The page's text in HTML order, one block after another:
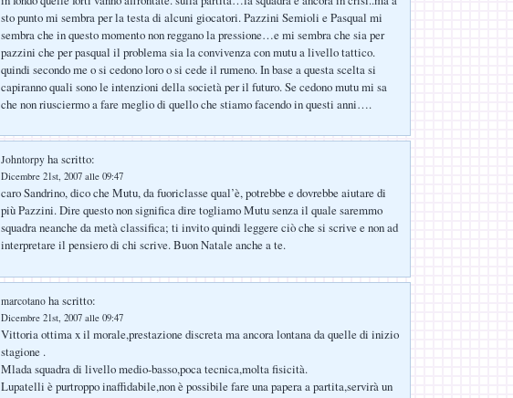
sto punto mi sembra per la testa di alcuni giocatori. Pazzini Semioli e Pasqual mi
sembra che in questo momento non reggano la pressione…e mi sembra che sia per
pazzini che per pasqual il problema sia la convivenza con mutu a livello tattico.
quindi secondo me o si cedono loro o si cede il rumeno. In base a questa scelta si
capiranno quali sono le intenzioni della società per il futuro. Se cedono mutu mi sa
che non riusciermo a fare meglio di quello che stiamo facendo in questi anni….
Johntorpy ha scritto:
Dicembre 21st, 2007 alle 09:47
caro Sandrino, dico che Mutu, da fuoriclasse qual’è, potrebbe e dovrebbe aiutare di
più Pazzini. Dire questo non significa dire togliamo Mutu senza il quale saremmo
squadra neanche da metà classifica; ti invito quindi leggere ciò che si scrive e non ad
interpretare il pensiero di chi scrive. Buon Natale anche a te.
marcotano ha scritto:
Dicembre 21st, 2007 alle 09:47
Vittoria ottima x il morale,prestazione discreta ma ancora lontana da quelle di inizio
stagione .
Mlada squadra di livello medio-basso,poca tecnica,molta fisicità.
Lupatelli è purtroppo inaffidabile,non è possibile fare una papera a partita,servirà un